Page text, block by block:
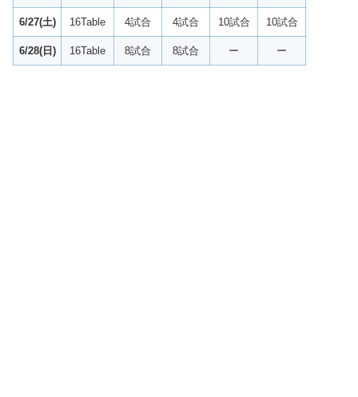
6/27(土) 16Table 4試合 4試合 10試合 10試合
6/28(日) 16Table 8試合 8試合 ー ー